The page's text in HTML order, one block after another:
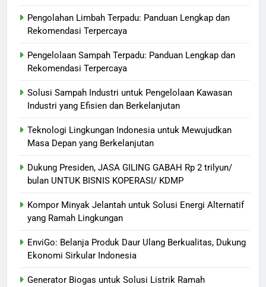
Pengolahan Limbah Terpadu: Panduan Lengkap dan
Rekomendasi Terpercaya
Pengelolaan Sampah Terpadu: Panduan Lengkap dan
Rekomendasi Terpercaya
Solusi Sampah Industri untuk Pengelolaan Kawasan
Industri yang Efisien dan Berkelanjutan
Teknologi Lingkungan Indonesia untuk Mewujudkan
Masa Depan yang Berkelanjutan
Dukung Presiden, JASA GILING GABAH Rp 2 trilyun/
bulan UNTUK BISNIS KOPERASI/ KDMP
Kompor Minyak Jelantah untuk Solusi Energi Alternatif
yang Ramah Lingkungan
EnviGo: Belanja Produk Daur Ulang Berkualitas, Dukung
Ekonomi Sirkular Indonesia
Generator Biogas untuk Solusi Listrik Ramah